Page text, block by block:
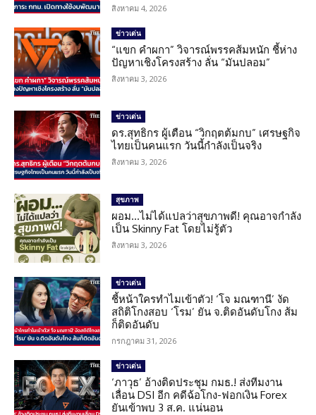
สิงหาคม 4, 2026
ข่าวเด่น
“แขก คำผกา” วิจารณ์พรรคส้มหนัก ชี้ห่าง
ปัญหาเชิงโครงสร้าง ลั่น “มันปลอม”
สิงหาคม 3, 2026
ข่าวเด่น
ดร.สุทธิกร ผู้เตือน “วิกฤตต้มกบ” เศรษฐกิจ
ไทยเป็นคนแรก วันนี้กำลังเป็นจริง
สิงหาคม 3, 2026
สุขภาพ
ผอม…ไม่ได้แปลว่าสุขภาพดี! คุณอาจกำลัง
เป็น Skinny Fat โดยไม่รู้ตัว
สิงหาคม 3, 2026
ข่าวเด่น
ชี้หน้าใครทำไมเข้าตัว! ‘โจ มณฑานี’ งัด
สถิติโกงสอบ ‘โรม’ ยัน จ.ติดอันดับโกง ส้ม
ก็ติดอันดับ
กรกฎาคม 31, 2026
ข่าวเด่น
‘ภาวุธ’ อ้างติดประชุม กมธ.! ส่งทีมงาน
เลื่อน DSI อีก คดีฉ้อโกง-ฟอกเงิน Forex
ยันเข้าพบ 3 ส.ค. แน่นอน